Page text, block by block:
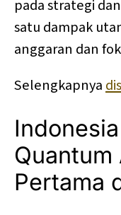
pada strategi
satu dampak
anggaran dan
Selengkapnya
Quantum
Pertama